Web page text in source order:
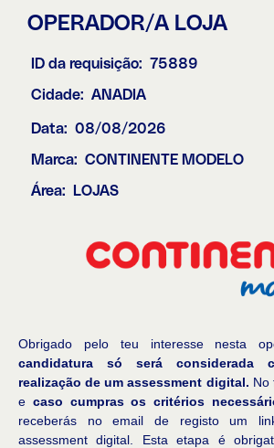
OPERADOR/A LOJA
ID da requisição: 75889
Cidade: ANADIA
Data: 08/08/2026
Marca: CONTINENTE MODELO
Área: LOJAS
Obrigado pelo teu interesse nesta
candidatura só será considerada
realização de um assessment digital. No
e caso cumpras os critérios
receberás no email de registo um
assessment digital. Esta etapa é